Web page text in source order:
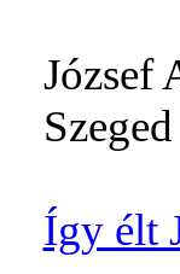
József
Így élt